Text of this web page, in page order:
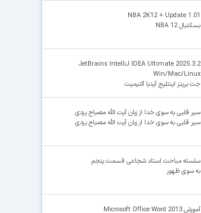
NBA 2K12 + Update 1.01
بسکتبال NBA 12
JetBrains IntelliJ IDEA Ultimate 2025.3.2
Win/Mac/Linux
جت برینز اینتلیج آیدیا آلتیمیت
سیر قلبی به سوی خدا از زبان آیت الله مصباح یزدی
سیر قلبی به سوی خدا از زبان آیت الله مصباح یزدی
سلسله مباحث استاد شجاعی قسمت پنجم
به سوی ظهور
آموزش Microsoft Office Word 2013